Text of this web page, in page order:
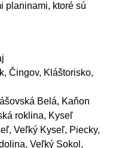
planinami, ktoré sú
Čingov, Kláštorisko,
Belá, Kaňon
roklina, Kyseľ
Veľký Kyseľ, Piecky,
Veľký Sokol,